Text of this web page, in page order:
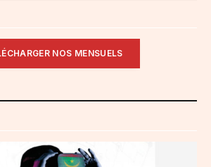
NOS MENSUELS